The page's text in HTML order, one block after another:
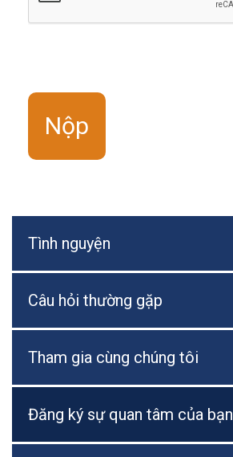
Tình nguyện
Câu hỏi thường gặp
Tham gia cùng chúng tôi
Đăng ký sự quan tâm của bạn